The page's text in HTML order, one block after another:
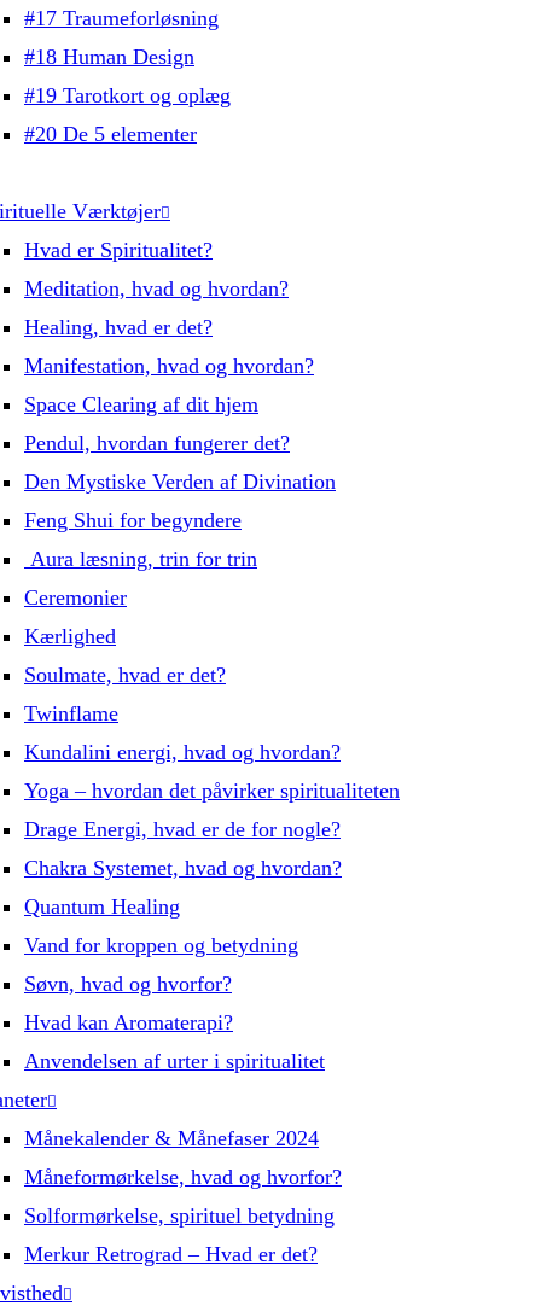
#17 Traumeforløsning
#18 Human Design
#19 Tarotkort og oplæg
#20 De 5 elementer
Værktøjer
Hvad er Spiritualitet?
Meditation, hvad og hvordan?
Healing, hvad er det?
Manifestation, hvad og hvordan?
Space Clearing af dit hjem
Pendul, hvordan fungerer det?
Den Mystiske Verden af Divination
Feng Shui for begyndere
Aura læsning, trin for trin
Ceremonier
Kærlighed
Soulmate, hvad er det?
Twinflame
Kundalini energi, hvad og hvordan?
Yoga – hvordan det påvirker spiritualiteten
Drage Energi, hvad er de for nogle?
Chakra Systemet, hvad og hvordan?
Quantum Healing
Vand for kroppen og betydning
Søvn, hvad og hvorfor?
Hvad kan Aromaterapi?
Anvendelsen af urter i spiritualitet
Månekalender & Månefaser 2024
Måneformørkelse, hvad og hvorfor?
Solformørkelse, spirituel betydning
Merkur Retrograd – Hvad er det?